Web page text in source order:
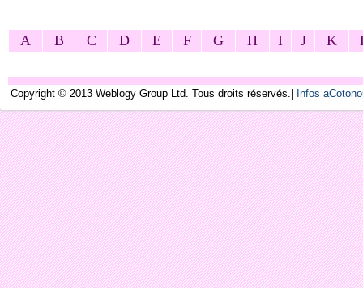
A B C D E F G H I J K
Copyright © 2013 Weblogy Group Ltd. Tous droits réservés.| Infos